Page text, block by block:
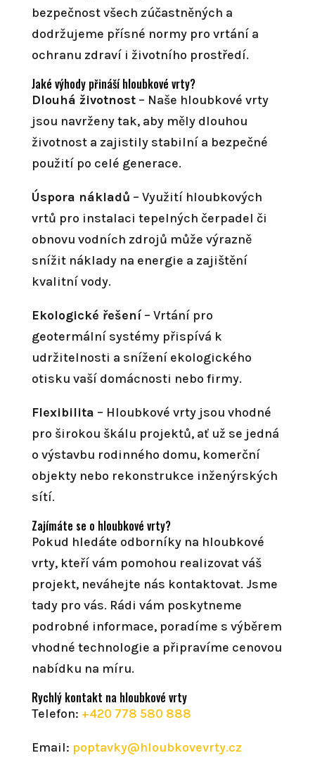
bezpečnost všech zúčastněných a
dodržujeme přísné normy pro vrtání a
ochranu zdraví i životního prostředí.
Jaké výhody přináší hloubkové vrty?
Dlouhá životnost– Naše hloubkové vrty
jsou navrženy tak, aby měly dlouhou
životnost a zajistily stabilní a bezpečné
použití po celé generace.
Úspora nákladů – Využití hloubkových
vrtů pro instalaci tepelných čerpadel či
obnovu vodních zdrojů může výrazně
snížit náklady na energie a zajištění
kvalitní vody.
Ekologické řešení– Vrtání pro
geotermální systémy přispívá k
udržitelnosti a snížení ekologického
otisku vaší domácnosti nebo firmy.
Flexibilita – Hloubkové vrty jsou vhodné
pro širokou škálu projektů, ať už se jedná
o výstavbu rodinného domu, komerční
objekty nebo rekonstrukce inženýrských
sítí.
Zajímáte se o hloubkové vrty?
Pokud hledáte odborníky na hloubkové
vrty, kteří vám pomohou realizovat váš
projekt, neváhejte nás kontaktovat. Jsme
tady pro vás. Rádi vám poskytneme
podrobné informace, poradíme s výběrem
vhodné technologie a připravíme cenovou
nabídku na míru.
Rychlý kontakt na hloubkové vrty
Telefon: +420 778 580 888
Email: poptavky@hloubkovevrty.cz